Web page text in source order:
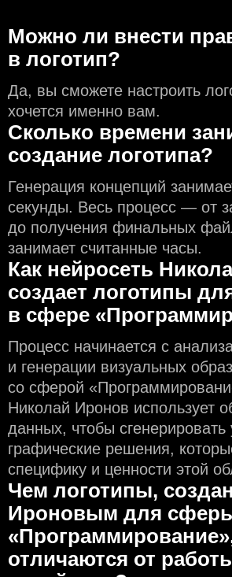
Можно ли внести
в логотип?
Да, вы сможете настроить
хочется именно вам.
Сколько времени
создание логотипа?
Генерация концепций
секунды. Весь процесс — от
до получения финальных
занимает считанные часы.
Как нейросеть
создаeт логотипы
в сфере
Процесс начинается с
и генерации визуальных
со сферой
Николай Иронов использует
данных, чтобы сгенерировать
графические решения,
специфику и ценности этой
Чем логотипы,
Ироновым для
отличаются от